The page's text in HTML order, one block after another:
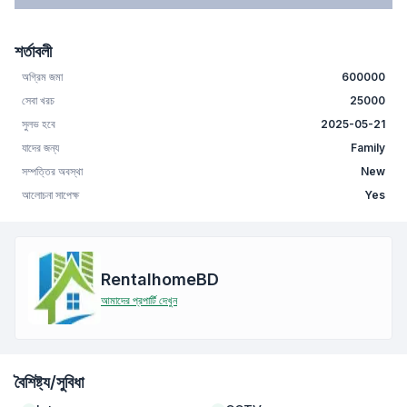
শর্তাবলী
অগ্রিম জমা
600000
সেবা খরচ
25000
সুলভ হবে
2025-05-21
যাদের জন্য
Family
সম্পত্তির অবস্থা
New
আলোচনা সাপেক্ষ
Yes
RentalhomeBD
আমাদের প্রপার্টি দেখুন
বৈশিষ্ট্য/সুবিধা